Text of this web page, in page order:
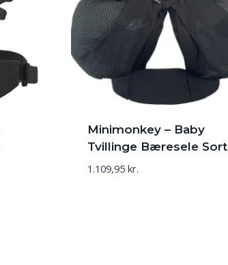
Minimonkey – Baby
Tvillinge Bæresele Sort
1.109,95 kr.